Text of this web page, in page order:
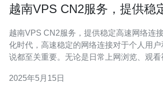
越南VPS CN2服务，提供稳
越南VPS CN2服务，提供稳定高速网络连接 在今天的数
化时代，高速稳定的网络连接对于个人用
说都至关重要。无论是日常上网浏览、观看
保顺畅的体验。 越南VPS CN2服务是一种提供稳定高速网
2025年5月15日